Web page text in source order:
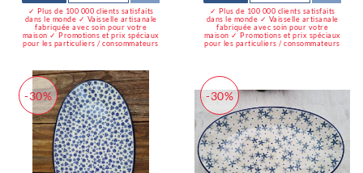
✓ Plus de 100 000 clients satisfaits
dans le monde ✓ Vaisselle artisanale
fabriquée avec soin pour votre
maison ✓ Promotions et prix spéciaux
pour les particuliers / consommateurs
✓ Plus de 100 000 clients satisfaits
dans le monde ✓ Vaisselle artisanale
fabriquée avec soin pour votre
maison ✓ Promotions et prix spéciaux
pour les particuliers / consommateurs
-30% -30%